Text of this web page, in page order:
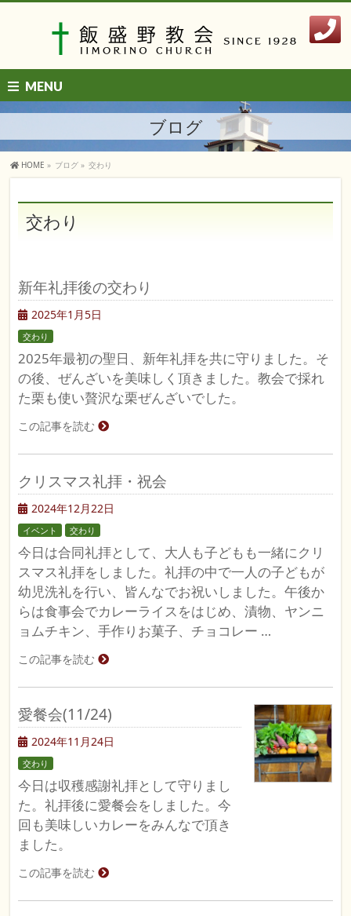
MENU
ブログ
HOME » ブログ » 交わり
交わり
新年礼拝後の交わり
2025年1月5日
交わり
2025年最初の聖日、新年礼拝を共に守りました。そ
の後、ぜんざいを美味しく頂きました。教会で採れ
た栗も使い贅沢な栗ぜんざいでした。
この記事を読む
クリスマス礼拝・祝会
2024年12月22日
イベント 交わり
今日は合同礼拝として、大人も子どもも一緒にクリ
スマス礼拝をしました。礼拝の中で一人の子どもが
幼児洗礼を行い、皆んなでお祝いしました。午後か
らは食事会でカレーライスをはじめ、漬物、ヤンニ
ョムチキン、手作りお菓子、チョコレー …
この記事を読む
愛餐会(11/24)
2024年11月24日
交わり
今日は収穫感謝礼拝として守りまし
た。礼拝後に愛餐会をしました。今
回も美味しいカレーをみんなで頂き
ました。
この記事を読む